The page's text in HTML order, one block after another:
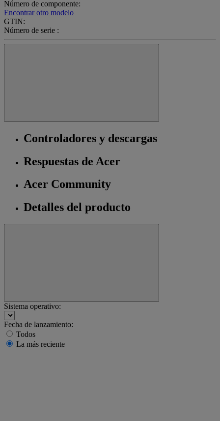
Número de componente:
Encontrar otro modelo
GTIN:
Número de serie :
Controladores y descargas
Respuestas de Acer
Acer Community
Detalles del producto
Sistema operativo:
Fecha de lanzamiento:
Todos
La más reciente